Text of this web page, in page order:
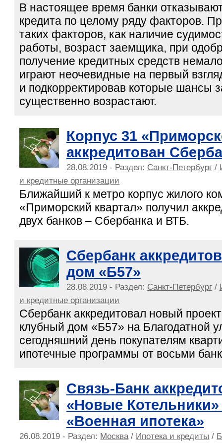
В настоящее время банки
кредита по целому ряду факторов.
таких факторов, как наличие
работы, возраст заемщика, при
получение кредитных средств
играют неочевидные на первый
и подкорректировав которые шансы
существенно возрастают.
Корпус 31
аккредитован
28.08.2019 - Раздел: Санкт-Петербург/
и кредитные организации
Ближайший к метро корпус жилого
«Приморский квартал» получил
двух банков – Сбербанка и ВТБ.
Сбербанк
дом «Б57»
28.08.2019 - Раздел: Санкт-Петербург/
и кредитные организации
Сбербанк аккредитовал новый
клубный дом «Б57» на Благодатной
сегодняшний день покупателям
ипотечные программы от восьми
Связь-Банк
«Новые
«Военная ипотека»
26.08.2019 - Раздел: Москва / Ипотека и кредиты /